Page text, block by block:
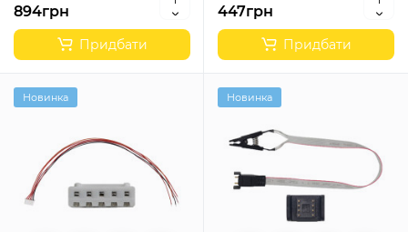
894грн
Придбати
447грн
Придбати
Новинка Новинка